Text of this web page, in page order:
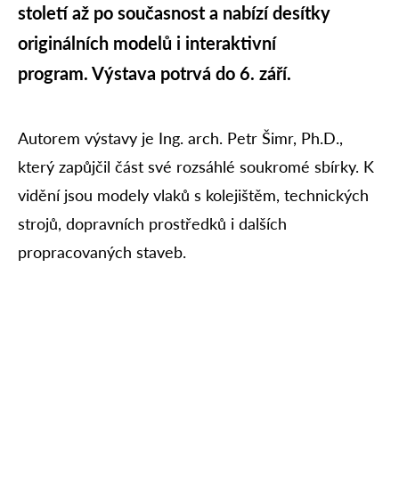
století až po současnost a nabízí desítky
originálních modelů i interaktivní
program. Výstava potrvá do 6. září.
Autorem výstavy je Ing. arch. Petr Šimr, Ph.D.,
který zapůjčil část své rozsáhlé soukromé sbírky. K
vidění jsou modely vlaků s kolejištěm, technických
strojů, dopravních prostředků i dalších
propracovaných staveb.